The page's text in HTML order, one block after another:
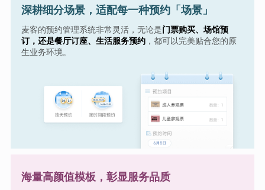
深耕细分场景，适配每一种预约「场景」
麦客的预约管理系统非常灵活，无论是门票购买、场馆预
订，还是餐厅订座、生活服务预约，都可以完美贴合您的原
生业务环境。
海量高颜值模板，彰显服务品质